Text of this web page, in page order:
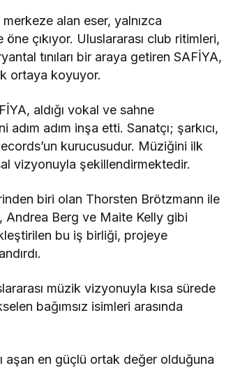
alan eser, yalnızca
çıkıyor. Uluslararası club ritimleri,
tınıları bir araya getiren SAFİYA,
ortaya koyuyor.
aldığı vokal ve sahne
adım inşa etti. Sanatçı; şarkıcı,
kurucusudur. Müziğini ilk
vizyonuyla şekillendirmektedir.
biri olan Thorsten Brötzmann ile
Andrea Berg ve Maite Kelly gibi
bu iş birliği, projeye
müzik vizyonuyla kısa sürede
bağımsız isimleri arasında
aşan en güçlü ortak değer olduğuna